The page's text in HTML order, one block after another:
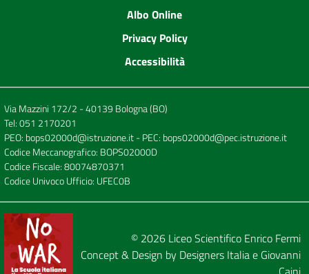
Albo Online
Privacy Policy
Accessibilità
Via Mazzini 172/2 - 40139 Bologna (BO)
Tel:051 2170201
PEO: bops02000d@istruzione.it- PEC: bops02000d@pec.istruzione.it
Codice Meccanografico: BOPS02000D
Codice Fiscale: 80074870371
Codice Univoco Ufficio: UFEC0B
© 2026 Liceo Scientifico Enrico Fermi
Concept & Design by Designers Italiae Giovanni